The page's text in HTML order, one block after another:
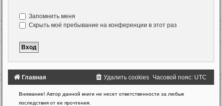
Запомнить меня
Скрыть моё пребывание на конференции в этот раз
Главная Часовой пояс: UTC
Удалить cookies
Внимание! Автор данной книги не несет ответственности за любые
последствия от ее прочтения.
Создано
на